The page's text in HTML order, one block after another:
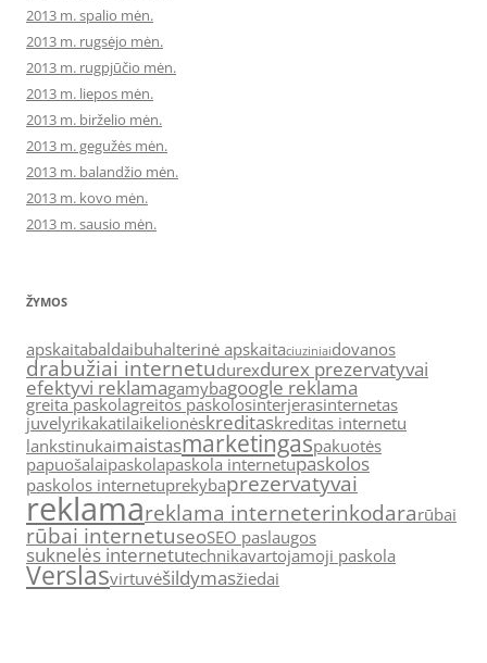
2013 m. spalio mėn.
2013 m. rugsėjo mėn.
2013 m. rugpjūčio mėn.
2013 m. liepos mėn.
2013 m. birželio mėn.
2013 m. gegužės mėn.
2013 m. balandžio mėn.
2013 m. kovo mėn.
2013 m. sausio mėn.
ŽYMOS
apskaitabaldaibuhalterinė apskaitaciuziniaidovanos
drabužiai internetudurexdurex prezervatyvai
efektyvi reklamagamybagoogle reklama
greita paskolagreitos paskolosinterjerasinternetas
juvelyrikakatilaikelionėskreditaskreditas internetu
lankstinukaimaistasmarketingaspakuotės
papuošalaipaskolapaskola internetupaskolos
paskolos internetuprekybaprezervatyvai
reklamareklama interneterinkodararūbai
rūbai internetuseoSEO paslaugos
suknelės internetutechnikavartojamoji paskola
Verslasvirtuvėšildymasžiedai